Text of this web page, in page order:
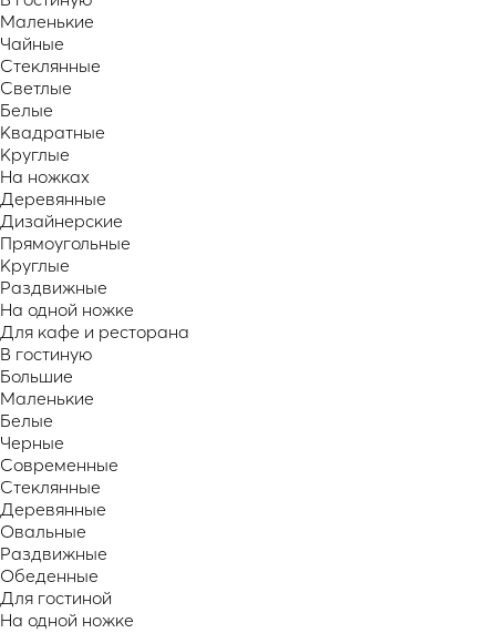
Маленькие
Чайные
Стеклянные
Светлые
Белые
Квадратные
Круглые
На ножках
Деревянные
Дизайнерские
Прямоугольные
Круглые
Раздвижные
На одной ножке
Для кафе и ресторана
В гостиную
Большие
Маленькие
Белые
Черные
Современные
Стеклянные
Деревянные
Овальные
Раздвижные
Обеденные
Для гостиной
На одной ножке